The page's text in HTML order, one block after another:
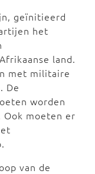
geïnitieerd
het
land.
met militaire
De
worden
Ook moeten er
van de